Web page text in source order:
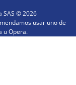
SAS ©2026
usar uno de
u Opera.